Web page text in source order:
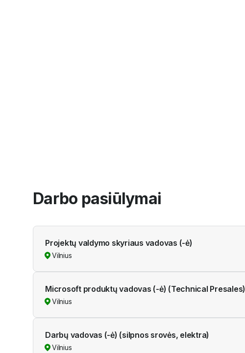
Darbo pasiūlymai
Projektų valdymo skyriaus vadovas (-ė)
Vilnius
Microsoft produktų vadovas (-ė) (Technical Presales)
Vilnius
Darbų vadovas (-ė) (silpnos srovės, elektra)
Vilnius